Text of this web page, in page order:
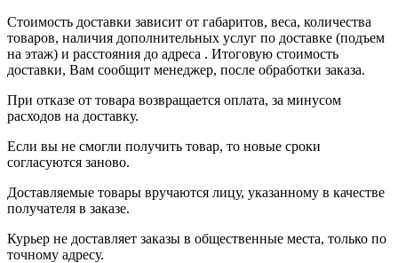
Стоимость доставки зависит от габаритов, веса, количества
товаров, наличия дополнительных услуг по доставке (подъем
на этаж) и расстояния до адреса . Итоговую стоимость
доставки, Вам сообщит менеджер, после обработки заказа.
При отказе от товара возвращается оплата, за минусом
расходов на доставку.
Если вы не смогли получить товар, то новые сроки
согласуются заново.
Доставляемые товары вручаются лицу, указанному в качестве
получателя в заказе.
Курьер не доставляет заказы в общественные места, только по
точному адресу.